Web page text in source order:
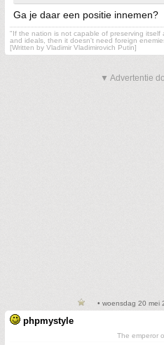
Ga je daar een positie innemen?
"If the nation is not capable of preserving
and ideals, then it doesn't need foreign
[Written by Vladimir Vladimirovich Putin]
▼ Advertentie
• woensdag 20 mei
phpmystyle
The emperor